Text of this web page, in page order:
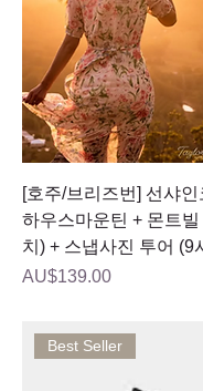
[호주/브리즈번] 선샤
하우스마운틴 + 몬트빌
치) + 스냅사진 투어 (9
가격
AU$139.00
Best Seller